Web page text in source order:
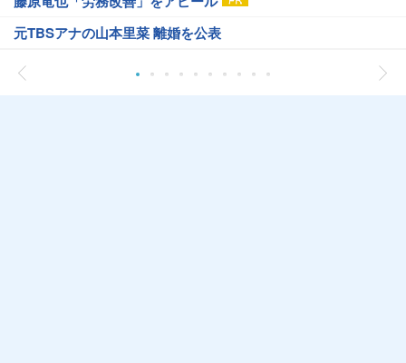
元TBSアナの山本里菜 離婚を公表